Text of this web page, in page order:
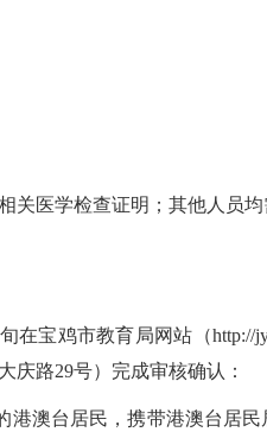
关医学检查证明；其他人员
宝鸡市教育局网站（http://
庆路29号）完成审核确认：
澳台居民，携带港澳台居